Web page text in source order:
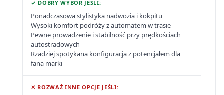
✓ DOBRY WYBÓR JEŚLI:
Ponadczasowa stylistyka nadwozia i kokpitu
Wysoki komfort podróży z automatem w trasie
Pewne prowadzenie i stabilność przy prędkościach
autostradowych
Rzadziej spotykana konfiguracja z potencjałem dla
fana marki
✕ ROZWAŻ INNE OPCJE JEŚLI: